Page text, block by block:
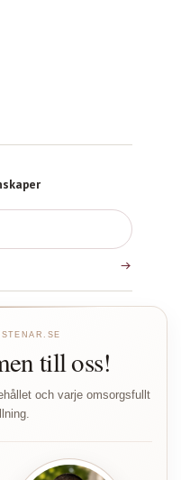
till oss!
och varje omsorgsfullt